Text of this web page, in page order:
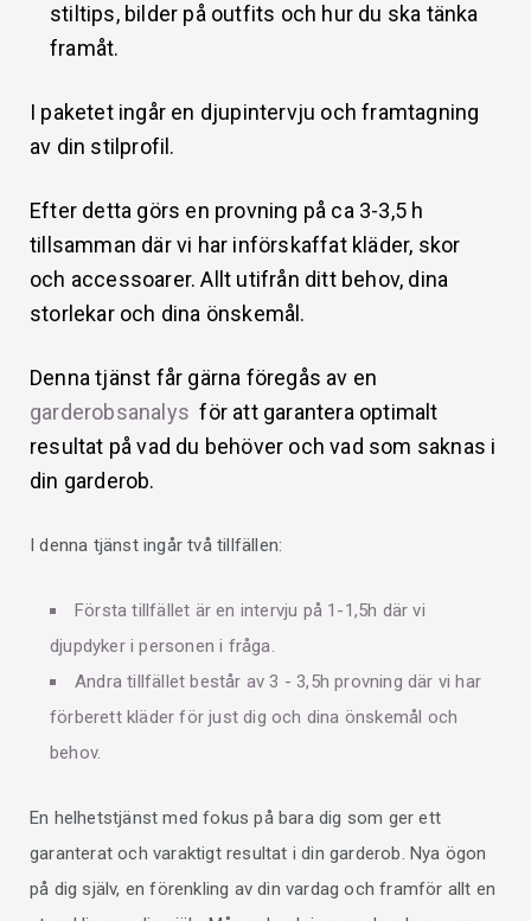
stiltips, bilder på outfits och hur du ska tänka
framåt.
I paketet ingår en djupintervju och framtagning
av din stilprofil.
Efter detta görs en provning på ca 3-3,5 h
tillsamman där vi har införskaffat kläder, skor
och accessoarer. Allt utifrån ditt behov, dina
storlekar och dina önskemål.
Denna tjänst får gärna föregås av en
garderobsanalys för att garantera optimalt
resultat på vad du behöver och vad som saknas i
din garderob.
I denna tjänst ingår två tillfällen:
Första tillfället är en intervju på 1-1,5h där vi
djupdyker i personen i fråga.
Andra tillfället består av 3 - 3,5h provning där vi har
förberett kläder för just dig och dina önskemål och
behov.
En helhetstjänst med fokus på bara dig som ger ett
garanterat och varaktigt resultat i din garderob. Nya ögon
på dig själv, en förenkling av din vardag och framför allt en